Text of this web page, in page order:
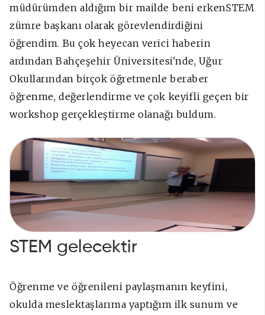
müdürümden aldığım bir mailde beni erkenSTEM
zümre başkanı olarak görevlendirdiğini
öğrendim. Bu çok heyecan verici haberin
ardından Bahçeşehir Üniversitesi'nde, Uğur
Okullarından birçok öğretmenle beraber
öğrenme, değerlendirme ve çok keyifli geçen bir
workshop gerçekleştirme olanağı buldum.
STEM gelecektir
Öğrenme ve öğrenileni paylaşmanın keyfini,
okulda meslektaşlarıma yaptığım ilk sunum ve